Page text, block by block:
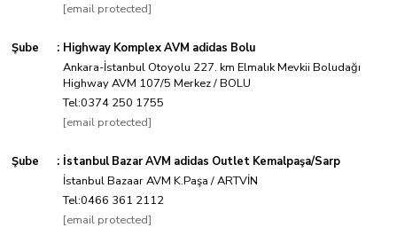
[email protected]
Şube : Highway Komplex AVM adidas Bolu
Ankara-İstanbul Otoyolu 227. km Elmalık Mevkii Boludağı
Highway AVM 107/5 Merkez / BOLU
Tel:0374 250 1755
[email protected]
Şube : İstanbul Bazar AVM adidas Outlet Kemalpaşa/Sarp
İstanbul Bazaar AVM K.Paşa / ARTVİN
Tel:0466 361 2112
[email protected]